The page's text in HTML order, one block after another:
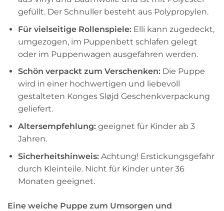
gefüllt. Der Schnuller besteht aus Polypropylen.
Für vielseitige Rollenspiele:Elli kann zugedeckt,
umgezogen, im Puppenbett schlafen gelegt
oder im Puppenwagen ausgefahren werden.
Schön verpackt zum Verschenken:Die Puppe
wird in einer hochwertigen und liebevoll
gestalteten Konges Sløjd Geschenkverpackung
geliefert.
Altersempfehlung:geeignet für Kinder ab 3
Jahren.
Sicherheitshinweis:Achtung! Erstickungsgefahr
durch Kleinteile. Nicht für Kinder unter 36
Monaten geeignet.
Eine weiche Puppe zum Umsorgen und